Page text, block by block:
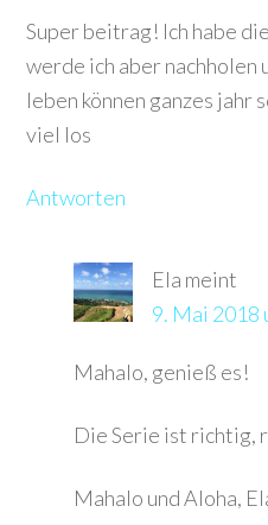
Super beitrag! Ich habe
werde ich aber nachholen
leben können ganzes jahr
viel los
Antworten
Ela meint
9. Mai 2018
Mahalo, genieß es!
Die Serie ist richtig,
Mahalo und Aloha,